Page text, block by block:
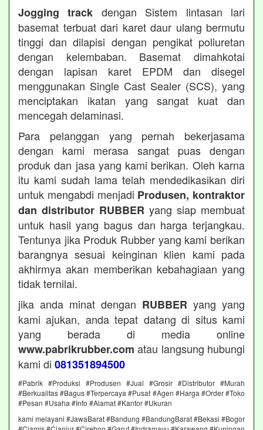
Jogging track dengan Sistem lintasan lari
basemat terbuat dari karet daur ulang bermutu
tinggi dan dilapisi dengan pengikat poliuretan
dengan kelembaban. Basemat dimahkotai
dengan lapisan karet EPDM dan disegel
menggunakan Single Cast Sealer (SCS), yang
menciptakan ikatan yang sangat kuat dan
mencegah delaminasi.
Para pelanggan yang pernah bekerjasama
dengan kami merasa sangat puas dengan
produk dan jasa yang kami berikan. Oleh karna
itu kami sudah lama telah mendedikasikan diri
untuk mengabdi menjadi Produsen, kontraktor
dan distributor RUBBER yang siap membuat
untuk hasil yang bagus dan harga terjangkau.
Tentunya jika Produk Rubber yang kami berikan
barangnya sesuai keinginan klien kami pada
akhirmya akan memberikan kebahagiaan yang
tidak ternilai.
jika anda minat dengan RUBBER yang yang
kami ajukan, anda tepat datang di situs kami
yang berada di media online
www.pabrikrubber.com atau langsung hubungi
kami di 081351894500
#Pabrik #Produksi #Produsen #Jual #Grosir #Distributor #Murah
#Berkualitas #Bagus #Terpercaya #Pusat #Agen #Harga #Order #Toko
#Pesan #Usaha #Info #Alamat #Kantor #Ukuran
kami melayani #JawaBarat #Bandung #BandungBarat #Bekasi #Bogor